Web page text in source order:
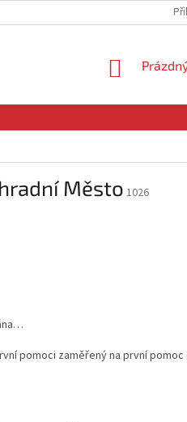
Město 1026
pomoci zaměřený na první